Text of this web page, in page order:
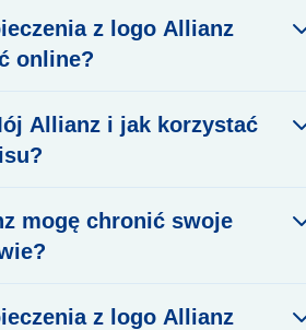
z logo Allianz
online?
Allianz i jak korzystać
mogę chronić swoje
z logo Allianz